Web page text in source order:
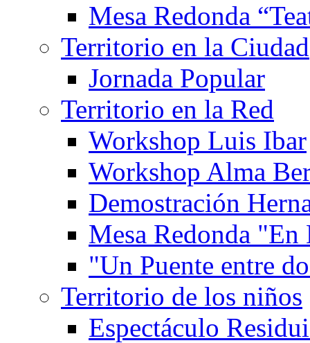
Mesa Redonda
Territorio en la Ciudad
Jornada Popular
Territorio en la Red
Workshop Luis Ibar
Workshop Alma
Demostración
Mesa Redonda
"Un Puente entre
Territorio de los niños
Espectáculo